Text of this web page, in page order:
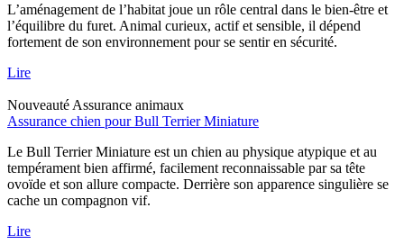
L’aménagement de l’habitat joue un rôle central dans le bien-être et
l’équilibre du furet. Animal curieux, actif et sensible, il dépend
fortement de son environnement pour se sentir en sécurité.
Lire
Nouveauté Assurance animaux
Assurance chien pour Bull Terrier Miniature
Le Bull Terrier Miniature est un chien au physique atypique et au
tempérament bien affirmé, facilement reconnaissable par sa tête
ovoïde et son allure compacte. Derrière son apparence singulière se
cache un compagnon vif.
Lire